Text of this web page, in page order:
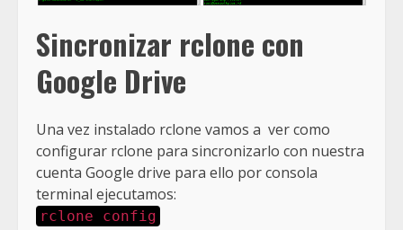
Sincronizar rclone con
Google Drive
Una vez instalado rclone vamos a ver como
configurar rclone para sincronizarlo con nuestra
cuenta Google drive para ello por consola
terminal ejecutamos:
rclone config